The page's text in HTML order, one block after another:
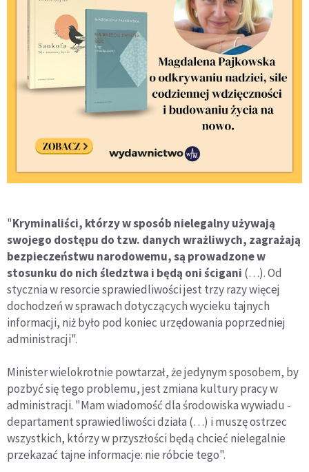
"Kryminaliści, którzy w sposób nielegalny używają
swojego dostępu do tzw. danych wrażliwych, zagrażają
bezpieczeństwu narodowemu, są prowadzone w
stosunku do nich śledztwa i będą oni ścigani (…). Od
stycznia w resorcie sprawiedliwości jest trzy razy więcej
dochodzeń w sprawach dotyczących wycieku tajnych
informacji, niż było pod koniec urzędowania poprzedniej
administracji".
Minister wielokrotnie powtarzał, że jedynym sposobem, by
pozbyć się tego problemu, jest zmiana kultury pracy w
administracji. "Mam wiadomość dla środowiska wywiadu -
departament sprawiedliwości działa (…) i muszę ostrzec
wszystkich, którzy w przyszłości będą chcieć nielegalnie
przekazać tajne informacje: nie róbcie tego".